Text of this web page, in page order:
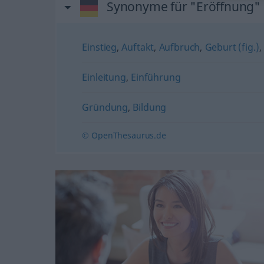
Synonyme für "Eröffnung"
Einstieg,Auftakt, Aufbruch, Geburt (fig.),
Einleitung, Einführung
Gründung, Bildung
© OpenThesaurus.de